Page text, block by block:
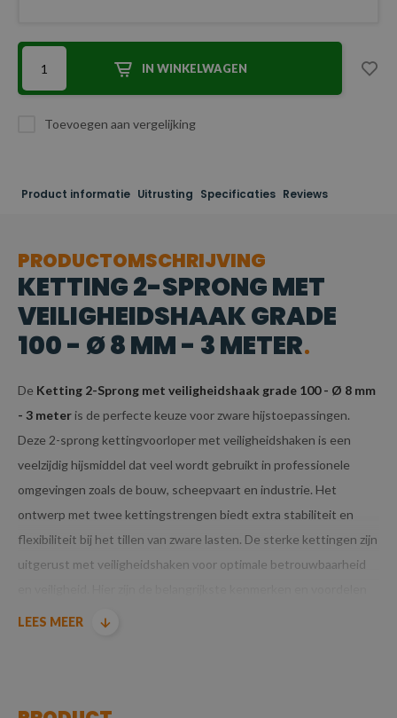
IN WINKELWAGEN
Toevoegen aan vergelijking
Product informatie Uitrusting Specificaties Reviews
PRODUCTOMSCHRIJVING
KETTING 2-SPRONG MET
VEILIGHEIDSHAAK GRADE
100 - Ø 8 MM - 3 METER
De Ketting 2-Sprong met veiligheidshaak grade 100 - Ø 8 mm
- 3 meteris de perfecte keuze voor zware hijstoepassingen.
Deze 2-sprong kettingvoorloper met veiligheidshaken is een
veelzijdig hijsmiddel dat veel wordt gebruikt in professionele
omgevingen zoals de bouw, scheepvaart en industrie. Het
ontwerp met twee kettingstrengen biedt extra stabiliteit en
flexibiliteit bij het tillen van zware lasten. De sterke kettingen zijn
uitgerust met veiligheidshaken voor optimale betrouwbaarheid
van dit specifieke model:
LEES MEER